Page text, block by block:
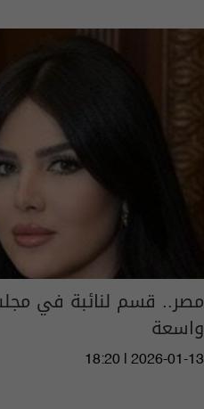
مصر.. قسم لنائبة في
واسعة
18:20 | 2026-01-13